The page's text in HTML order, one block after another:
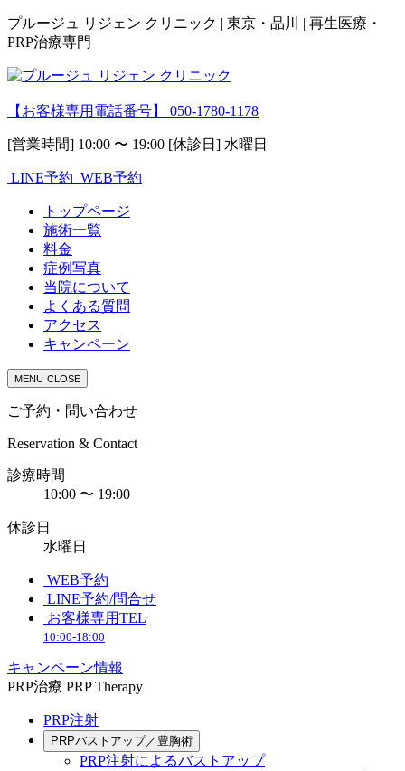
プルージュ リジェン クリニック | 東京・品川 | 再生医療・
PRP治療専門
【お客様専用電話番号】 050-1780-1178
[営業時間] 10:00 〜 19:00 [休診日] 水曜日
LINE予約 WEB予約
トップページ
施術一覧
料金
症例写真
当院について
よくある質問
アクセス
キャンペーン
MENU CLOSE
ご予約・問い合わせ
Reservation & Contact
診療時間
10:00 〜 19:00
休診日
水曜日
WEB予約
LINE予約/問合せ
お客様専用TEL
10:00-18:00
キャンペーン情報
PRP治療 PRP Therapy
PRP注射
PRPバストアップ／豊胸術
PRP注射によるバストアップ